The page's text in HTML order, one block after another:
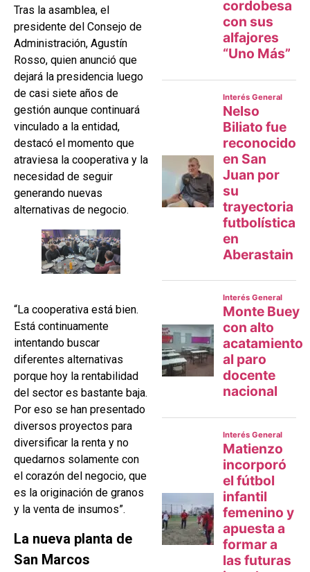
Tras la asamblea, el
presidente del Consejo de
Administración, Agustín
Rosso, quien anunció que
dejará la presidencia luego
de casi siete años de
gestión aunque continuará
vinculado a la entidad,
destacó el momento que
atraviesa la cooperativa y la
necesidad de seguir
generando nuevas
alternativas de negocio.
“La cooperativa está bien.
Está continuamente
intentando buscar
diferentes alternativas
porque hoy la rentabilidad
del sector es bastante baja.
Por eso se han presentado
diversos proyectos para
diversificar la renta y no
quedarnos solamente con
el corazón del negocio, que
es la originación de granos
y la venta de insumos”.
La nueva planta de
San Marcos